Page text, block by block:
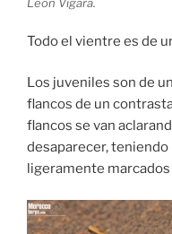
Todo el vientre es de
Los juveniles son de
flancos de un
flancos se van
desaparecer,
ligeramente marcados